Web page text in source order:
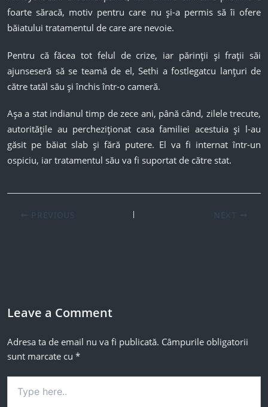
foarte săracă, motiv pentru care nu și-a permis să îi ofere
băiatului tratamentul de care are nevoie.
Pentru că făcea tot felul de crize, iar părinții și frații săi
ajunseseră să se teamă de el, Sethi a fostlegatcu lanțuri de
către tatăl său și închis într-o cameră.
Așa a stat indianul timp de zece ani, până când, zilele trecute,
autoritățile au percheziționat casa familiei acestuia și l-au
găsit pe băiat slab și fără putere. El va fi internat într-un
ospiciu, iar tratamentul său va fi suportat de către stat.
PREVIOUS NEXT
Leave a Comment
Adresa ta de email nu va fi publicată. Câmpurile obligatorii
sunt marcate cu *
here..